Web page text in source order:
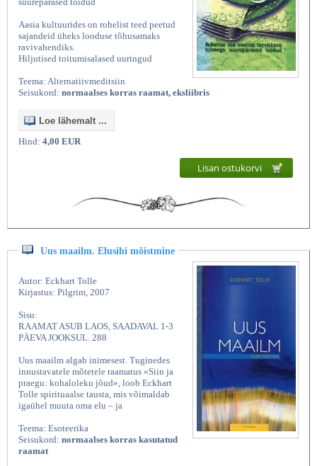
Aasia kultuurides on rohelist teed peetud
sajandeid üheks looduse tõhusamaks
ravivahendiks.
Hiljutised toitumisalased uuringud
Teema: Alternatiivmeditsiin
Seisukord: normaalses korras raamat, eksliibris
Loe lähemalt ...
Hind: 4,00 EUR
Lisan ostukorvi
Uus maailm. Elusihi mõistmine
Autor: Eckhart Tolle
Kirjastus: Pilgrim, 2007
Sisu:
RAAMAT ASUB LAOS, SAADAVAL 1-3
PÄEVA JOOKSUL. 288
Uus maailm algab inimesest. Tuginedes
innustavatele mõtetele raamatus «Siin ja
praegu: kohaloleku jõud», loob Eckhart
Tolle spirituaalse tausta, mis võimaldab
igaühel muuta oma elu – ja
Teema: Esoteerika
Seisukord: normaalses korras kasutatud
raamat